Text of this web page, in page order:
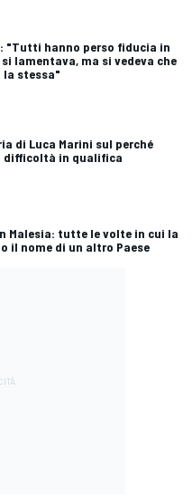
"Tutti hanno perso fiducia in
lamentava, ma si vedeva che
la stessa"
di Luca Marini sul perché
difficoltà in qualifica
Malesia: tutte le volte in cui la
il nome di un altro Paese